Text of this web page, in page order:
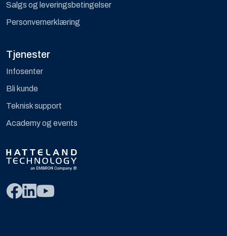
Salgs og leveringsbetingelser
Personvernerklæring
Tjenester
Infosenter
Bli kunde
Teknisk support
Academy og events